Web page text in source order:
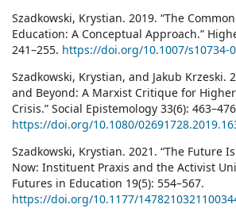
Szadkowski, Krystian. 2019. “The
Education: A Conceptual Approach.”
241–255. https://doi.org/10.1007/s10734-
Szadkowski, Krystian, and Jakub Krzeski.
and Beyond: A Marxist Critique for
Crisis.” Social Epistemology 33(6):
https://doi.org/10.1080/
Szadkowski, Krystian. 2021. “The Future
Now: Instituent Praxis and the Activist
Futures in Education 19(5): 554–567.
https://doi.org/10.1177/